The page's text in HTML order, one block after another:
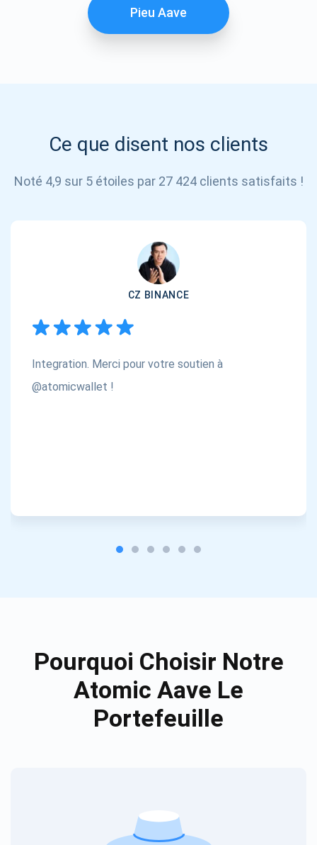
Pieu Aave
Ce que disent nos clients
Noté 4,9 sur 5 étoiles par 27 424 clients satisfaits !
CZ BINANCE
Integration. Merci pour votre soutien à
@atomicwallet !
Pourquoi Choisir Notre
Atomic Aave Le
Portefeuille
S'ABONNER